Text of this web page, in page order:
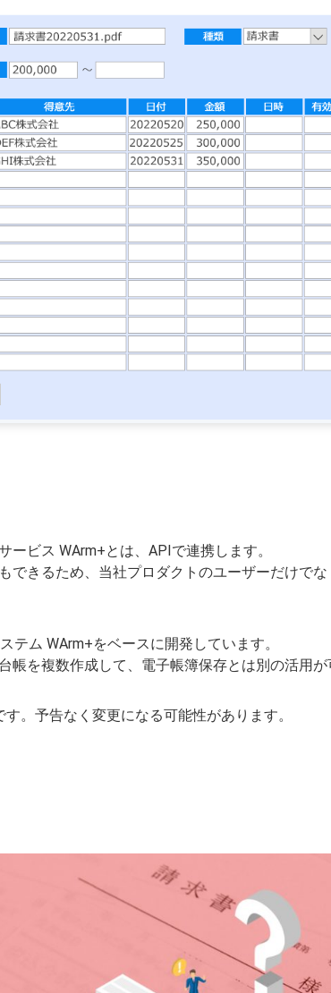
ビス WArm+とは、APIで連携します。
できるため、当社プロダクトのユーザーだけで
テム WArm+をベースに開発しています。
帳を複数作成して、電子帳簿保存とは別の活用
。予告なく変更になる可能性があります。